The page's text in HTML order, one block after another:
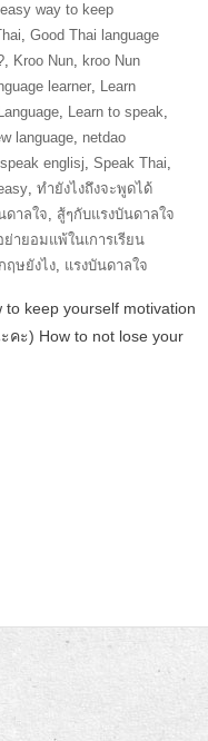
easy way to keep
, Good Thai language
, Kroo Nun, kroo Nun
learner, Learn
, Learn to speak,
language, netdao
speak englisj, Speak Thai,
, ทำยังไงถึงจะพูดได้
าลใจ, สู้ๆกับแรงบันดาลใจ
ย่ายอมแพ้ในเการเรียน
ฤษยังไง, แรงบันดาลใจ
keep yourself motivation
คะ) How to not lose your